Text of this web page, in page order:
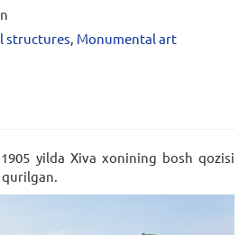
structures, Monumental art
yilda Xiva xonining bosh qozisi